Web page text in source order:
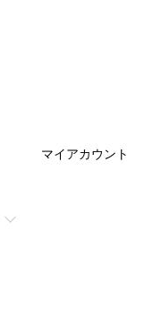
マイアカウント